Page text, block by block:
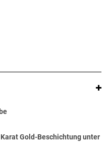
Gold-Beschichtung unter